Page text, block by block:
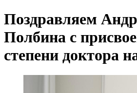
Поздравляем
Полбина с
степени доктора